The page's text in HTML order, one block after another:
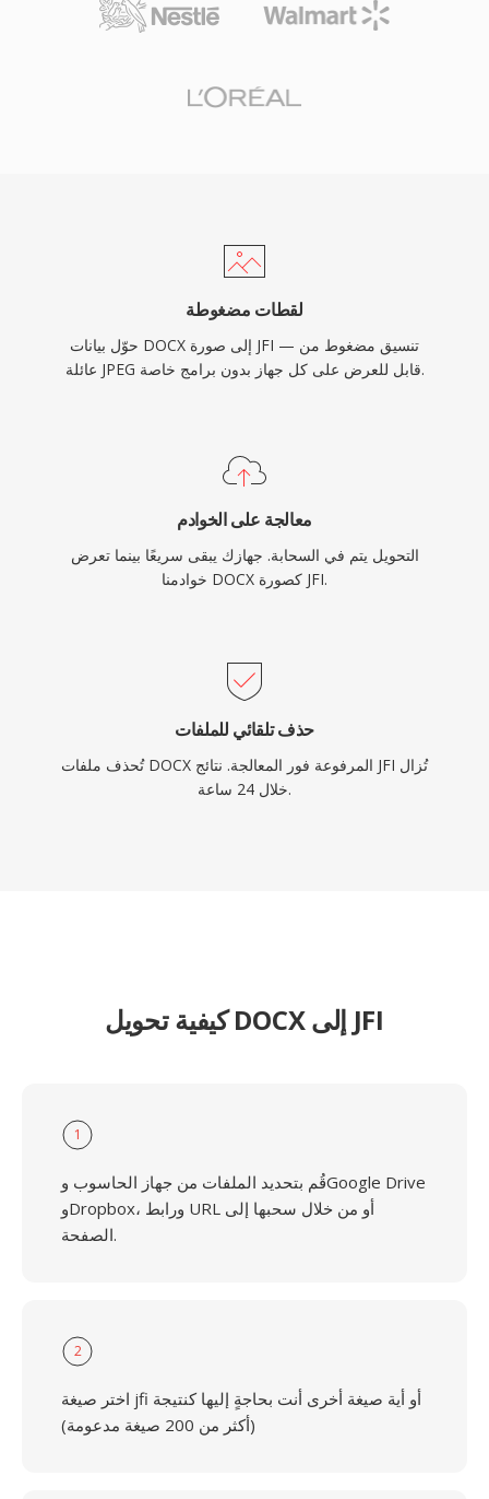
لقطات مضغوطة
حوّل بيانات DOCX إلى صورة JFI — تنسيق مضغوط من
عائلة JPEG قابل للعرض على كل جهاز بدون برامج خاصة.
معالجة على الخوادم
التحويل يتم في السحابة. جهازك يبقى سريعًا بينما تعرض
خوادمنا DOCX كصورة JFI.
حذف تلقائي للملفات
تُحذف ملفات DOCX المرفوعة فور المعالجة. نتائج JFI تُزال
خلال 24 ساعة.
كيفية تحويل DOCX إلى JFI
1
قُم بتحديد الملفات من جهاز الحاسوب وGoogle Drive
وDropbox، ورابط URL أو من خلال سحبها إلى
الصفحة.
2
اختر صيغة jfi أو أية صيغة أخرى أنت بحاجةٍ إليها كنتيجة
(أكثر من 200 صيغة مدعومة)